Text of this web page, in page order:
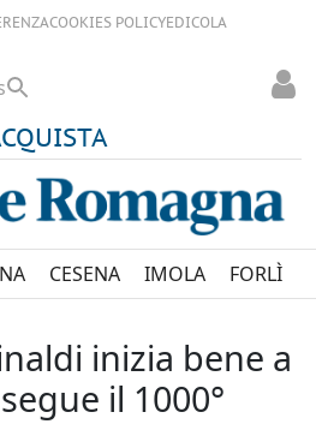
COOKIES POLICYEDICOLA
CESENA IMOLA FORLÌ
inizia bene a
il 1000°